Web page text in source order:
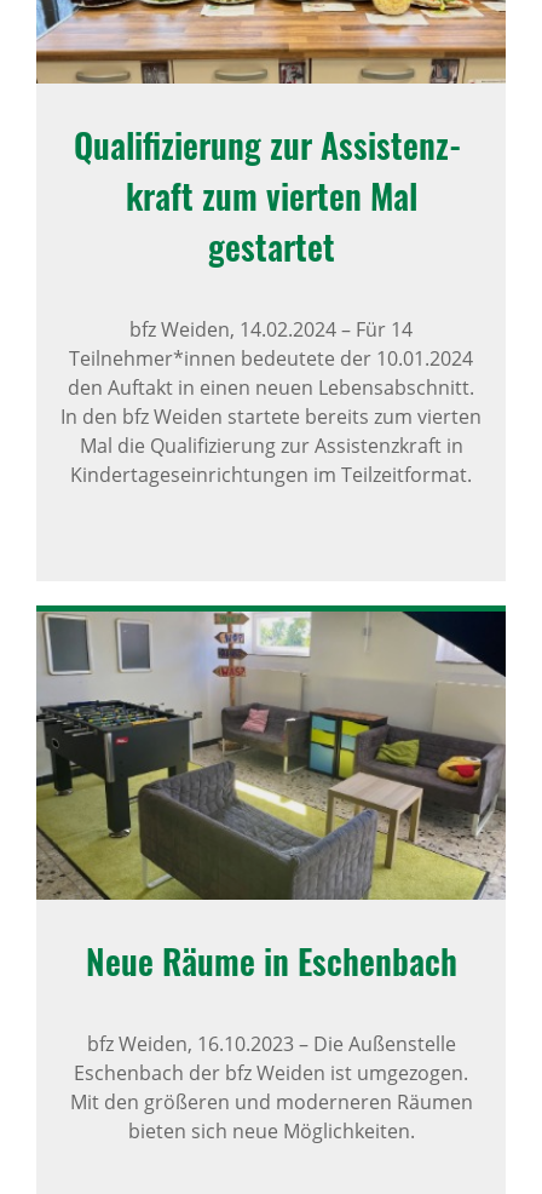
Quali­fi­zie­rung zur Assis­tenz­
kraft zum vierten Mal
gestartet
bfz Weiden, 14.02.2024– Für 14
Teilnehmer*innen bedeutete der 10.01.2024
den Auftakt in einen neuen Lebensabschnitt.
In den bfz Weiden startete bereits zum vierten
Mal die Qualifizierung zur Assistenzkraft in
Kindertageseinrichtungen im Teilzeitformat.
Neue Räume in Eschen­bach
bfz Weiden, 16.10.2023–Die Außenstelle
Eschenbach der bfz Weiden ist umgezogen.
Mit den größeren und moderneren Räumen
bieten sich neue Möglichkeiten.